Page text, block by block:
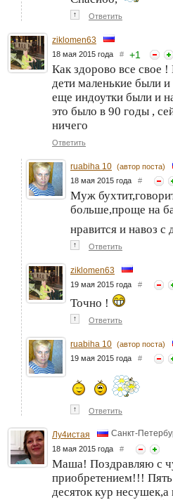
↑ Ответить
ziklomen63
18 мая 2015 года # +1
Как здорово все свое
дети маленькие были
еще индоутки были и
это было в 90 годы ,
ничего
Ответить
ruabiha 10 (автор поста)
18 мая 2015 года #
Муж
больше,проще на
нравится и навоз с
↑ Ответить
ziklomen63
19 мая 2015 года #
Точно !
↑ Ответить
ruabiha 10 (автор поста)
19 мая 2015 года #
↑ Ответить
Лу4истая Санкт-
18 мая 2015 года #
Маша! Поздравляю с
приобретением!!!
десяток кур